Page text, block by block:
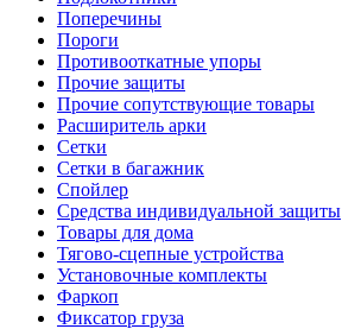
Поперечины
Пороги
Противооткатные упоры
Прочие защиты
Прочие сопутствующие товары
Расширитель арки
Сетки
Сетки в багажник
Спойлер
Средства индивидуальной защиты
Товары для дома
Тягово-сцепные устройства
Установочные комплекты
Фаркоп
Фиксатор груза